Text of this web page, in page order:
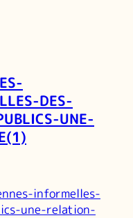
DES-
UNE-
informelles-
une-relation-